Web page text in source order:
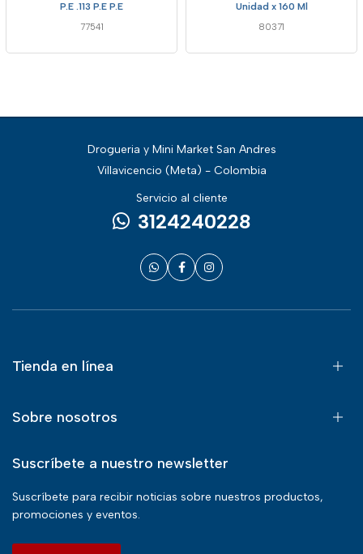
P.E .113 P.E P.E
77541
Unidad x 160 Ml
80371
Drogueria y Mini Market San Andres
Villavicencio (Meta) - Colombia
Servicio al cliente
3124240228
Tienda en línea
Sobre nosotros
Suscríbete a nuestro newsletter
Suscríbete para recibir noticias sobre nuestros productos,
promociones y eventos.